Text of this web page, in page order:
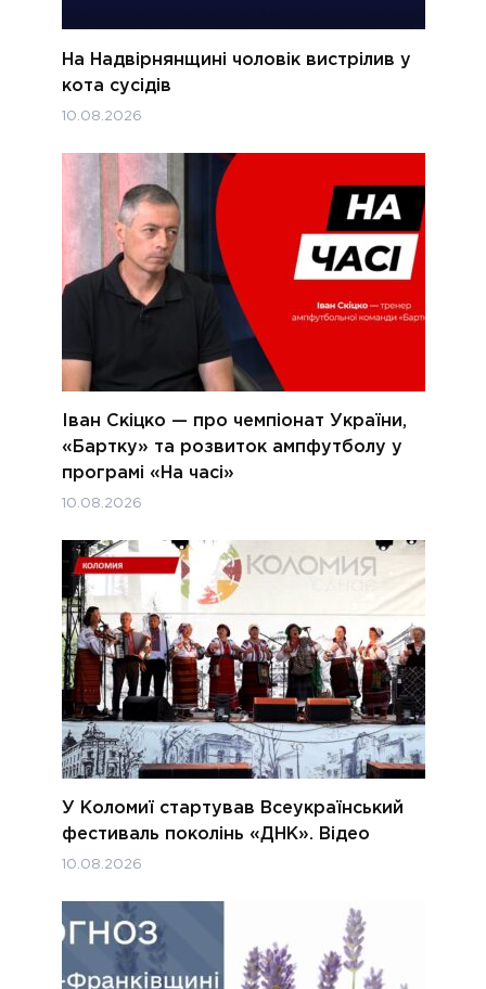
На Надвірнянщині чоловік вистрілив у
кота сусідів
10.08.2026
Іван Скіцко — про чемпіонат України,
«Бартку» та розвиток ампфутболу у
програмі «На часі»
10.08.2026
У Коломиї стартував Всеукраїнський
фестиваль поколінь «ДНК». Відео
10.08.2026